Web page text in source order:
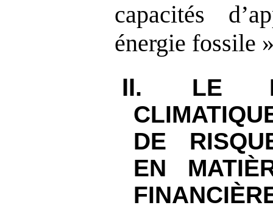
capacités
énergie fossile
II.
LE
DE
EN